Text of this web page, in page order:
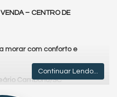
– CENTRO DE
morar com conforto e
Camboriú/SC
no coração de Balneário
Continuar Lendo...